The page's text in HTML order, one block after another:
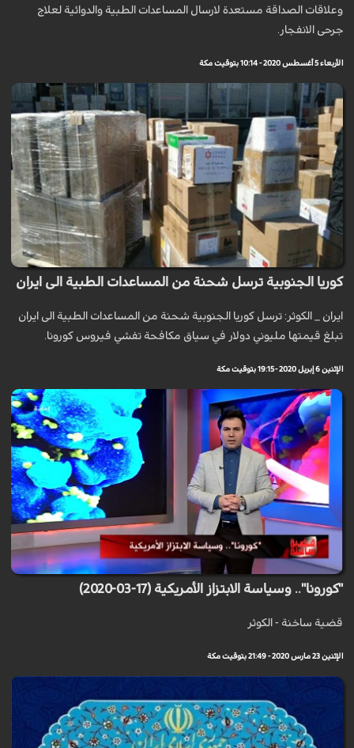
وعلاقات الصداقة مستعدة لارسال المساعدات الطبية والدوائية لعلاج
جرحى الانفجار.
الأربعاء 5 أغسطس 2020 - 10:14 بتوقيت مكة
كوريا الجنوبية ترسل شحنة من المساعدات الطبية الى ايران
ايران _ الكوثر: ترسل کوريا الجنوبية شحنة من المساعدات الطبية الى ايران
تبلغ قيمتها مليوني دولار في سياق مكافحة تفشي فيروس كورونا.
الإثنين 6 إبريل 2020 - 19:15 بتوقيت مكة
"كورونا".. وسياسة الابتزاز الأمريكية (17-03-2020)
قضية ساخنة - الكوثر
الإثنين 23 مارس 2020 - 21:49 بتوقيت مكة